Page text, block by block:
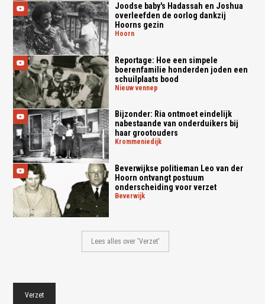
Joodse baby's Hadassah en Joshua
overleefden de oorlog dankzij
Hoorns gezin
hoorn
Reportage: Hoe een simpele
boerenfamilie honderden joden een
schuilplaats bood
nieuw vennep
Bijzonder: Ria ontmoet eindelijk
nabestaande van onderduikers bij
haar grootouders
krommeniedijk
Beverwijkse politieman Leo van der
Hoorn ontvangt postuum
onderscheiding voor verzet
beverwijk
Lees alles over 'Verzet'
Verzet